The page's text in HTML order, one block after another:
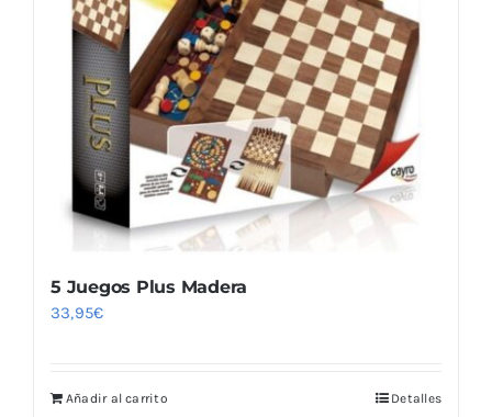
5 Juegos Plus Madera
33,95€
Añadir al carrito Detalles